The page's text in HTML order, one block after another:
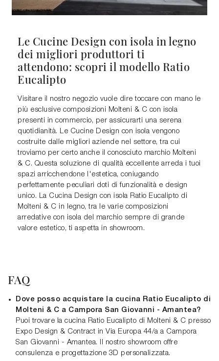
Le Cucine Design con isola in legno
dei migliori produttori ti
attendono: scopri il modello Ratio
Eucalipto
Visitare il nostro negozio vuole dire toccare con mano le
più esclusive composizioni Molteni & C con isola
presenti in commercio, per assicurarti una serena
quotidianità. Le Cucine Design con isola vengono
costruite dalle migliori aziende nel settore, tra cui
troviamo per certo anche il conosciuto marchio Molteni
& C. Questa soluzione di qualità eccellente arreda i tuoi
spazi arricchendone l'estetica, coniugando
perfettamente peculiari doti di funzionalità e design
unico. La Cucina Design con isola Ratio Eucalipto di
Molteni & C in legno, tra le varie composizioni
arredative con isola del marchio sempre di grande
valore estetico, ti aspetta in showroom.
FAQ
Dove posso acquistare la cucina Ratio Eucalipto di
Molteni & C a Campora San Giovanni - Amantea?
Puoi trovare la cucina Ratio Eucalipto di Molteni & C presso
Expo Design & Contract in Via Europa 44/a a Campora
San Giovanni - Amantea. Il nostro showroom offre
consulenza e progettazione 3D personalizzata.